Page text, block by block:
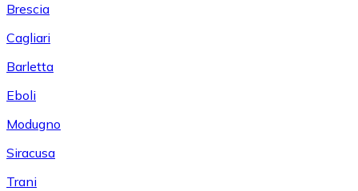
Brescia
Cagliari
Barletta
Eboli
Modugno
Siracusa
Trani